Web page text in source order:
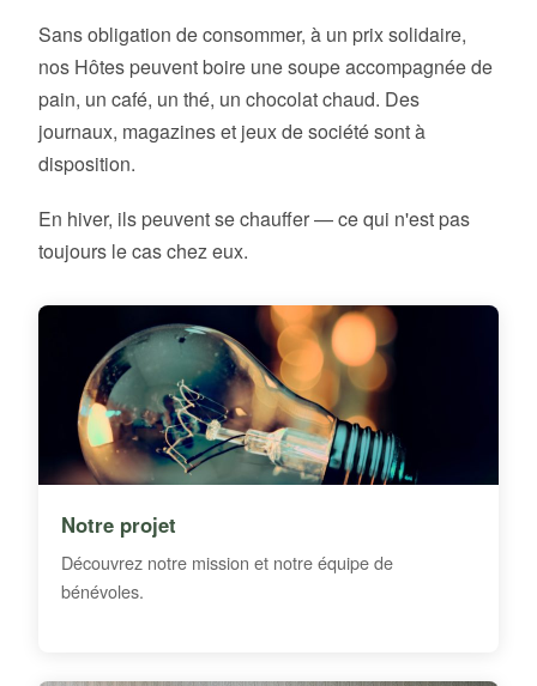
Sans obligation de consommer, à un prix solidaire,
nos Hôtes peuvent boire une soupe accompagnée de
pain, un café, un thé, un chocolat chaud. Des
journaux, magazines et jeux de société sont à
disposition.
En hiver, ils peuvent se chauffer — ce qui n'est pas
toujours le cas chez eux.
Notre projet
Découvrez notre mission et notre équipe de
bénévoles.